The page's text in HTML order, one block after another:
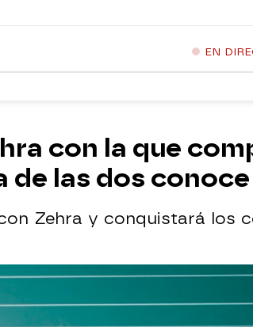
EN
con la que
de las dos conoce
Zehra y conquistará los